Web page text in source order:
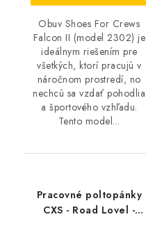
Obuv Shoes For Crews
Falcon II (model 2302) je
ideálnym riešením pre
všetkých, ktorí pracujú v
náročnom prostredí, no
nechcú sa vzdať pohodlia
a športového vzhľadu.
Tento model...
Pracovné poltopánky
CXS - Road Lovel -